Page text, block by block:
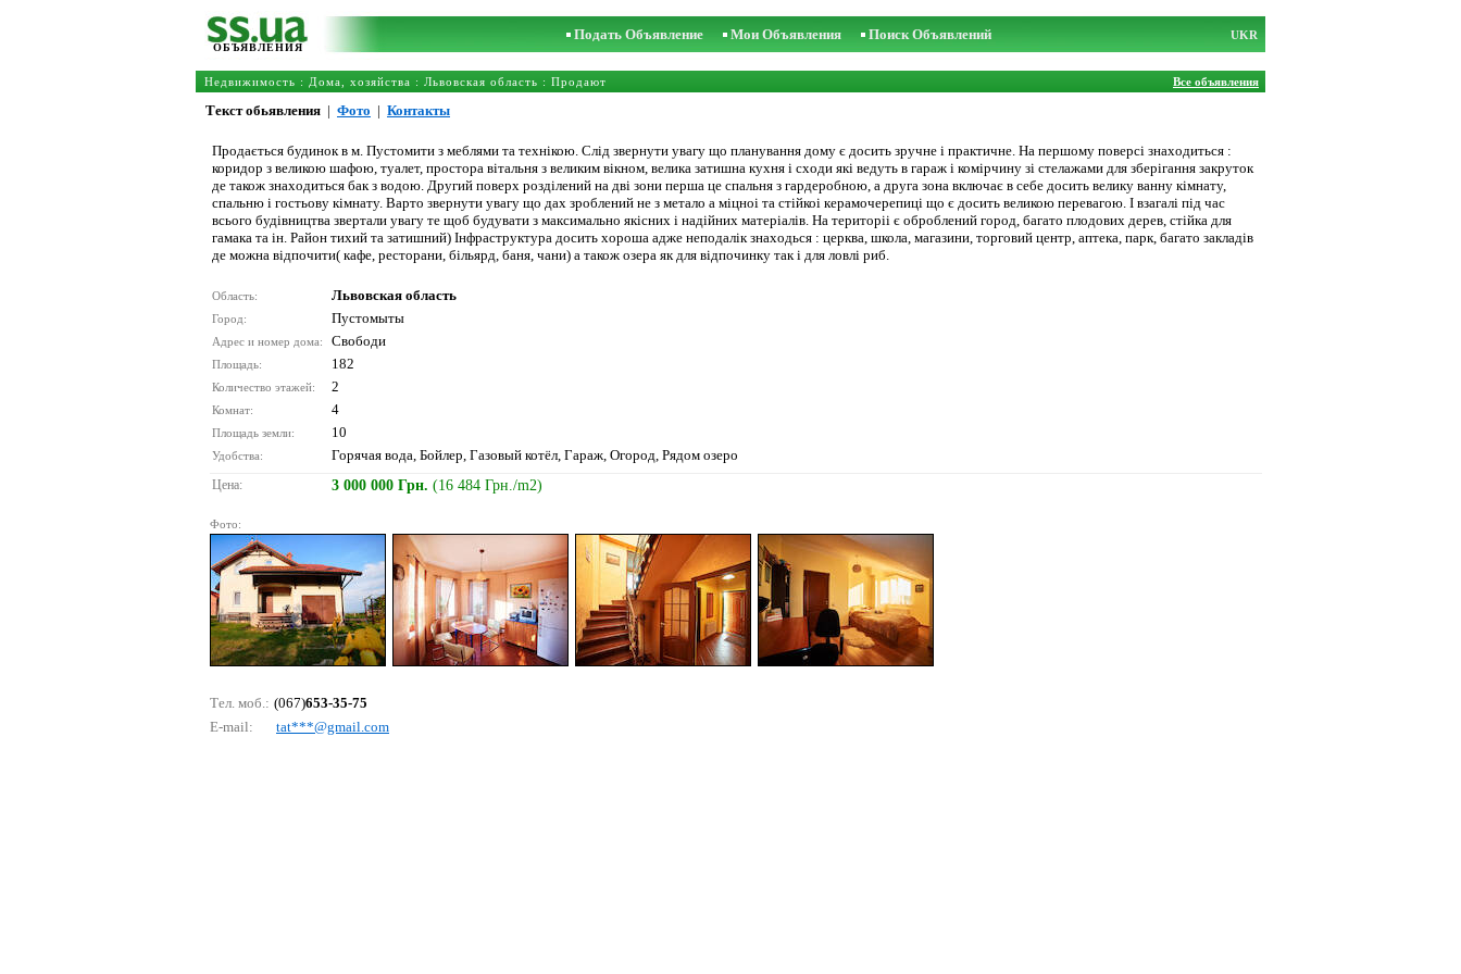
ОБЪЯВЛЕНИЯ
Подать Объявление Мои Объявления Поиск Объявлений UKR
Недвижимость : Дома, хозяйства : Львовская область : Продают Все объявления
Текст обьявления | Фото | Контакты
Продається будинок в м. Пустомити з меблями та технікою. Слід звернути увагу що планування дому є досить зручне і практичне. На першому поверсі знаходиться :
коридор з великою шафою, туалет, простора вітальня з великим вікном, велика затишна кухня і сходи які ведуть в гараж і комірчину зі стелажами для зберігання закруток
де також знаходиться бак з водою. Другий поверх розділений на дві зони перша це спальня з гардеробною, а друга зона включає в себе досить велику ванну кімнату,
спальню і гостьову кімнату. Варто звернути увагу що дах зроблений не з метало а міцноі та стійкоі керамочерепиці що є досить великою перевагою. І взагалі під час
всього будівництва звертали увагу те щоб будувати з максимально якісних і надійних матеріалів. На територіі є оброблений город, багато плодових дерев, стійка для
гамака та ін. Район тихий та затишний) Інфраструктура досить хороша адже неподалік знаходься : церква, школа, магазини, торговий центр, аптека, парк, багато закладів
де можна відпочити( кафе, ресторани, більярд, баня, чани) а також озера як для відпочинку так і для ловлі риб.
Область: Львовская область
Город: Пустомыты
Адрес и номер дома: Свободи
Площадь: 182
Количество этажей: 2
Комнат: 4
Площадь земли: 10
Удобства: Горячая вода, Бойлер, Газовый котёл, Гараж, Огород, Рядом озеро
Цена: 3 000 000 Грн. (16 484 Грн./m2)
Фото:
Тел. моб.: (067)653-35-75
E-mail:
tаt***@gmаil.соm